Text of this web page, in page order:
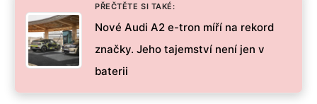
PŘEČTĚTE SI TAKÉ:
Nové Audi A2 e-tron míří na rekord
značky. Jeho tajemství není jen v
baterii